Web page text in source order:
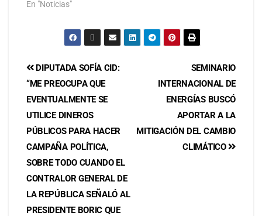
En "Noticias"
SEMINARIO
INTERNACIONAL DE
ENERGÍAS BUSCÓ
APORTAR A LA
MITIGACIÓN DEL CAMBIO
CLIMÁTICO
DIPUTADA SOFÍA CID:
“ME PREOCUPA QUE
EVENTUALMENTE SE
UTILICE DINEROS
PÚBLICOS PARA HACER
CAMPAÑA POLÍTICA,
SOBRE TODO CUANDO EL
CONTRALOR GENERAL DE
LA REPÚBLICA SEÑALÓ AL
PRESIDENTE BORIC QUE